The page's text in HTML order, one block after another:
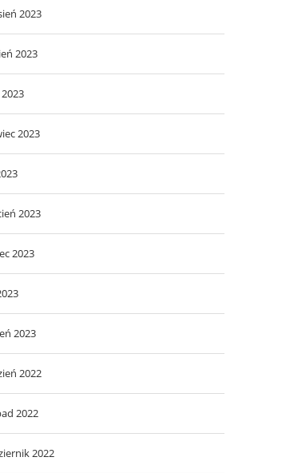
2023
2023
2023
2023
2023
2023
2022
2022
2022